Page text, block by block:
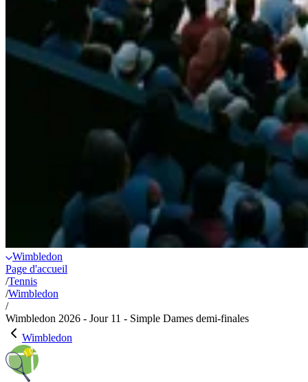
Wimbledon
Page d'accueil
/Tennis
/Wimbledon
/
Wimbledon 2026 - Jour 11 - Simple Dames demi-finales
Wimbledon